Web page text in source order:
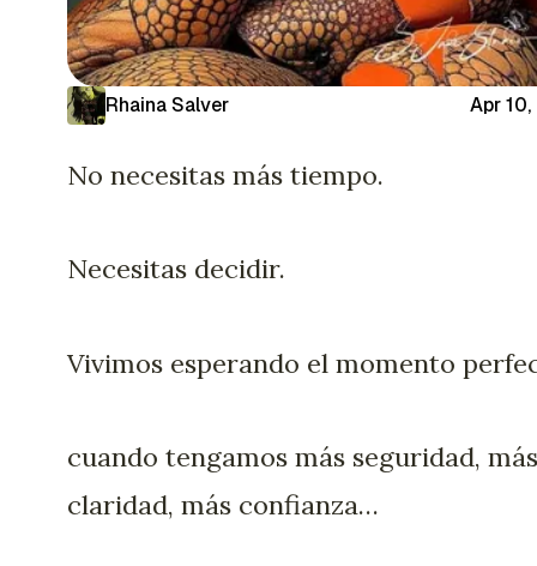
Rhaina Salver Apr
No necesitas más tiempo.
Necesitas decidir.
Vivimos esperando el momento
cuando tengamos más seguridad, más
claridad, más confianza…